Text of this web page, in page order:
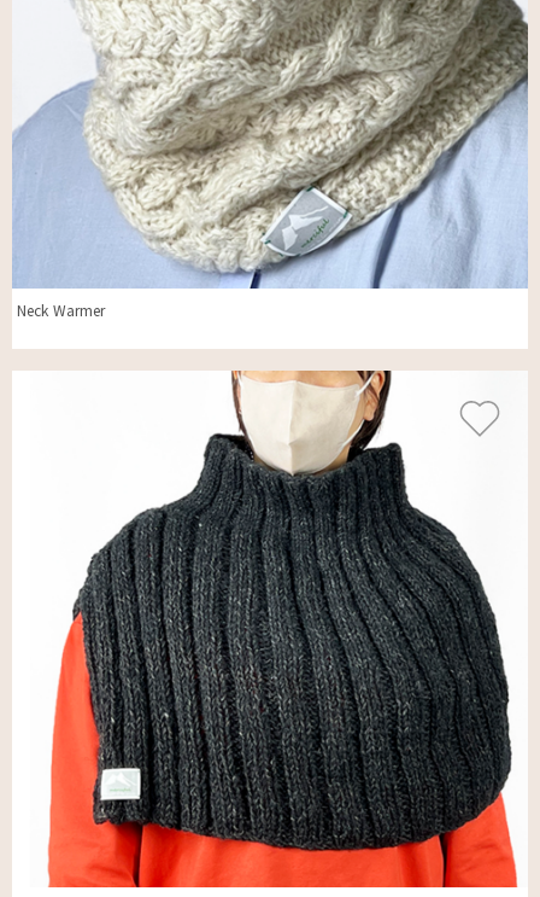
Neck Warmer